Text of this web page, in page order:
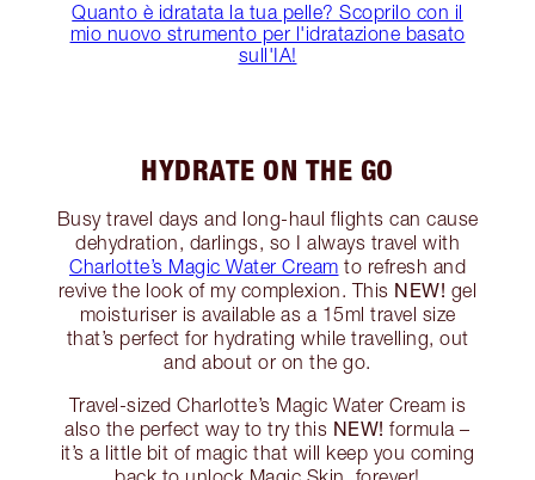
Quanto è idratata la tua pelle? Scoprilo con il
mio nuovo strumento per l'idratazione basato
sull'IA!
HYDRATE ON THE GO
Busy travel days and long-haul flights can cause
dehydration, darlings, so I always travel with
Charlotte’s Magic Water Cream to refresh and
revive the look of my complexion. This NEW! gel
moisturiser is available as a 15ml travel size
that’s perfect for hydrating while travelling, out
and about or on the go.
Travel-sized Charlotte’s Magic Water Cream is
also the perfect way to try this NEW! formula –
it’s a little bit of magic that will keep you coming